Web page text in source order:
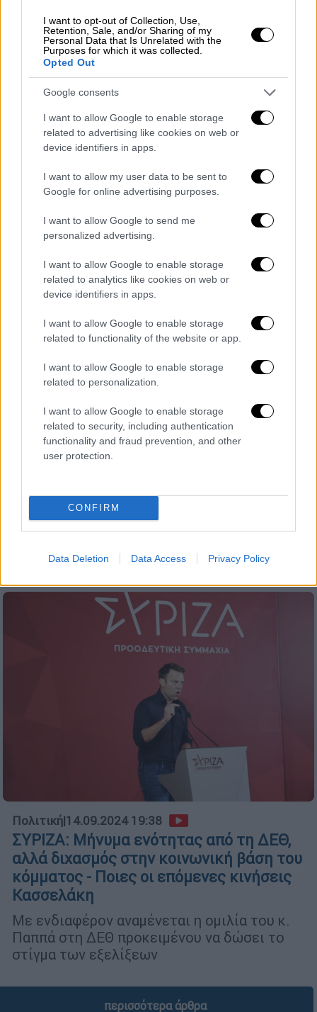
I want to opt-out of Collection, Use,
Retention, Sale, and/or Sharing of my
Personal Data that Is Unrelated with the
Purposes for which it was collected.
Opted Out
Google consents
I want to allow Google to enable storage
related to advertising like cookies on web or
device identifiers in apps.
I want to allow my user data to be sent to
Google for online advertising purposes.
I want to allow Google to send me
personalized advertising.
I want to allow Google to enable storage
related to analytics like cookies on web or
device identifiers in apps.
I want to allow Google to enable storage
related to functionality of the website or app.
I want to allow Google to enable storage
related to personalization.
I want to allow Google to enable storage
related to security, including authentication
functionality and fraud prevention, and other
user protection.
CONFIRM
Data Deletion Data Access Privacy Policy
Παππάς: Το καθοδικό σπιράλ της ΝΔ δεν
σταμάτα, ο ΣΥΡΙΖΑ πολύ σύντομα θα
οργανώσει την αντεπίθεσή του
της εκλογής αρχηγού θα είναι στον κοινό
αγώνα» κάλεσε ο αρχηγός της Κ.Ο.
Πολιτική 15.09.2024 12:00
συμμετοχής Κασσελάκη στις εκλογές -
Στον ΣΥΡΙΖΑ δεν υπάρχουν
κουκουλοφόροι
Παρακολουθήστε ζωντανά
Πολιτική|14.09.2024 19:38
ΣΥΡΙΖΑ: Μήνυμα ενότητας από τη ΔΕΘ,
αλλά διχασμός στην κοινωνική βάση του
κόμματος - Ποιες οι επόμενες κινήσεις
Κασσελάκη
Με ενδιαφέρον αναμένεται η ομιλία του κ.
Παππά στη ΔΕΘ προκειμένου να δώσει το
στίγμα των εξελίξεων
περισσότερα άρθρα